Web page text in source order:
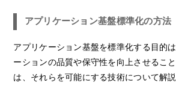
アプリケーション基盤標準化の方法
アプリケーション基盤を標準化する目的
ーションの品質や保守性を向上させるこ
は、それらを可能にする技術について解説